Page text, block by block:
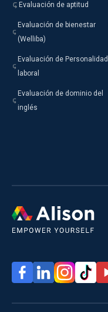
Evaluación de aptitud
Evaluación de bienestar
(Welliba)
Evaluación de Personalidad
laboral
Evaluación de dominio del
inglés